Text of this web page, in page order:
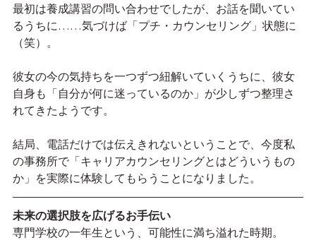
最初は養成講習の問い合わせでしたが、お話を聞いてい
るうちに……気づけば「プチ・カウンセリング」状態に
（笑）。
彼女の今の気持ちを一つずつ紐解いていくうちに、彼女
自身も「自分が何に迷っているのか」が少しずつ整理さ
れてきたようです。
結局、電話だけでは伝えきれないということで、今度私
の事務所で「キャリアカウンセリングとはどういうもの
か」を実際に体験してもらうことになりました。
未来の選択肢を広げるお手伝い
専門学校の一年生という、可能性に満ち溢れた時期。